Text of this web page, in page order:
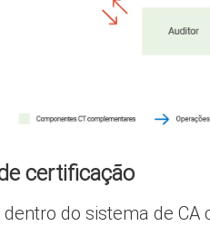
certificação
do sistema de